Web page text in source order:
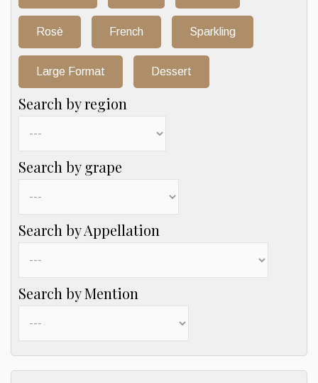
Rosè French Sparkling
Large Format Dessert
Search by region
Search by grape
Search by Appellation
Search by Mention